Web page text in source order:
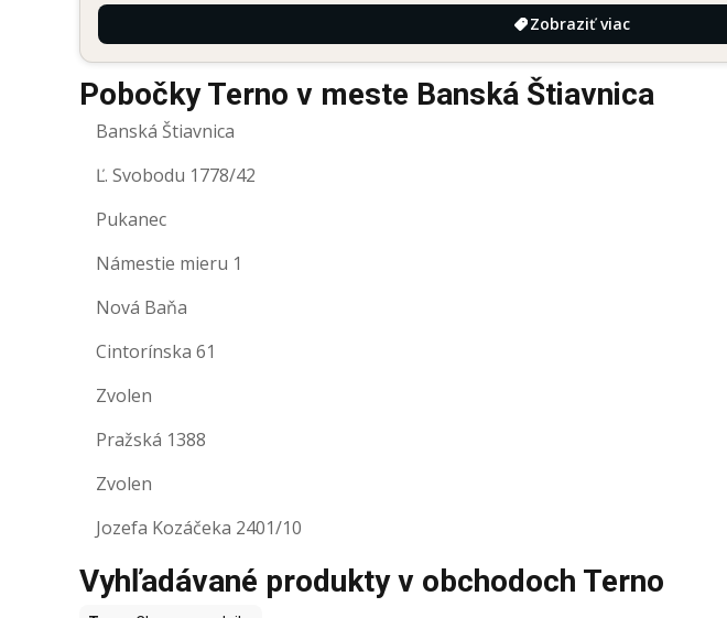
Zobraziť viac
Pobočky Terno v meste Banská Štiavnica
Banská Štiavnica
Ľ. Svobodu 1778/42
Pukanec
Námestie mieru 1
Nová Baňa
Cintorínska 61
Zvolen
Pražská 1388
Zvolen
Jozefa Kozáčeka 2401/10
Vyhľadávané produkty v obchodoch Terno